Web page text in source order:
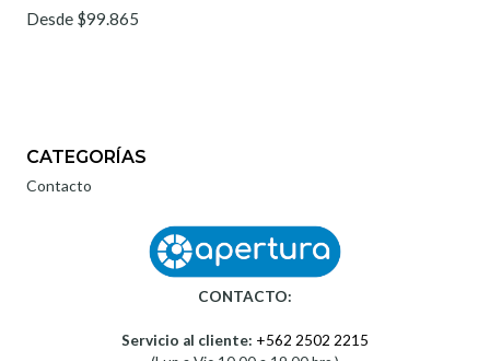
Desde $99.865
CATEGORÍAS
Contacto
CONTACTO:
Servicio al cliente: +562 2502 2215